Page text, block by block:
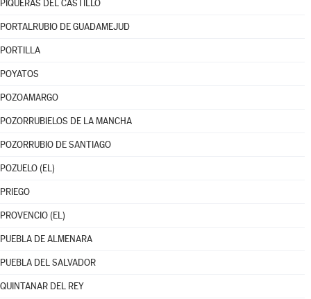
PIQUERAS DEL CASTILLO
PORTALRUBIO DE GUADAMEJUD
PORTILLA
POYATOS
POZOAMARGO
POZORRUBIELOS DE LA MANCHA
POZORRUBIO DE SANTIAGO
POZUELO (EL)
PRIEGO
PROVENCIO (EL)
PUEBLA DE ALMENARA
PUEBLA DEL SALVADOR
QUINTANAR DEL REY